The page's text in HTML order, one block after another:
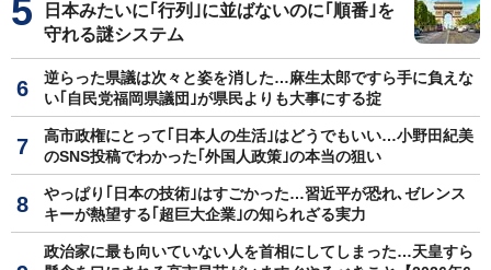
日本みたいに｢行列｣に並ばないのに｢順番｣を
守れる謎システム
逆らった県議は次々と姿を消した…麻生太郎ですら手に負えな
い｢自民党福岡県議団｣が県民よりも大事にする掟
高市政権にとって｢日本人の生活｣はどうでもいい…小野田紀美
のSNS投稿でわかった｢外国人政策｣の本当の狙い
やっぱり｢日本の技術｣はすごかった…習近平が恐れ､ゼレンス
キーが熱望する｢超巨大企業｣の知られざる実力
政治家に最も向いていない人を首相にしてしまった…天皇すら